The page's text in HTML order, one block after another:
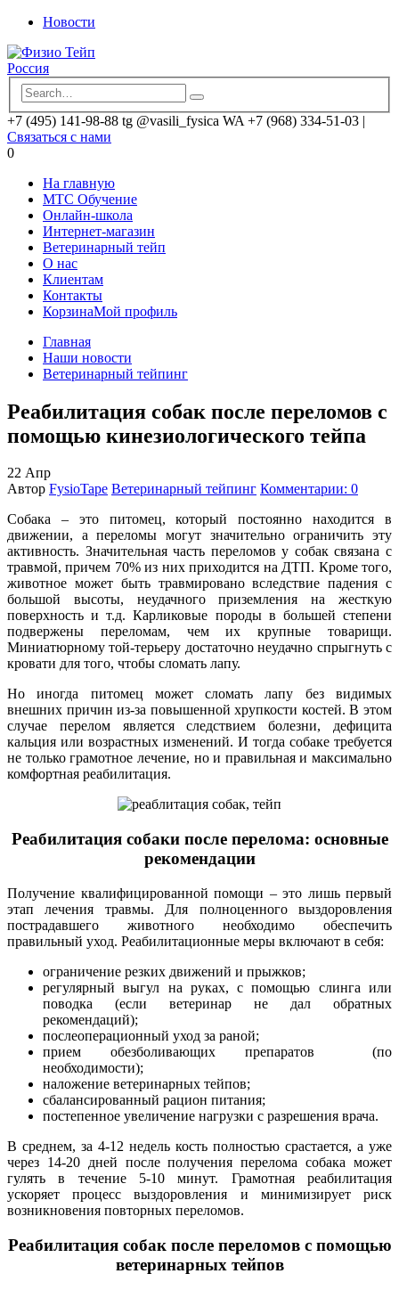
Новости
+7 (495) 141-98-88 tg @vasili_fysica WA +7 (968) 334-51-03 |
Связаться с нами
0
На главную
MTC Обучение
Онлайн-школа
Интернет-магазин
Ветеринарный тейп
О нас
Клиентам
Контакты
КорзинаМой профиль
Главная
Наши новости
Ветеринарный тейпинг
Реабилитация собак после переломов с
помощью кинезиологического тейпа
22 Апр
Автор FysioTape Ветеринарный тейпинг Комментарии: 0
Собака – это питомец, который постоянно находится в
движении, а переломы могут значительно ограничить эту
активность. Значительная часть переломов у собак связана с
травмой, причем 70% из них приходится на ДТП. Кроме того,
животное может быть травмировано вследствие падения с
большой высоты, неудачного приземления на жесткую
поверхность и т.д. Карликовые породы в большей степени
подвержены переломам, чем их крупные товарищи.
Миниатюрному той-терьеру достаточно неудачно спрыгнуть с
кровати для того, чтобы сломать лапу.
Но иногда питомец может сломать лапу без видимых
внешних причин из-за повышенной хрупкости костей. В этом
случае перелом является следствием болезни, дефицита
кальция или возрастных изменений. И тогда собаке требуется
не только грамотное лечение, но и правильная и максимально
комфортная реабилитация.
Реабилитация собаки после перелома: основные
рекомендации
Получение квалифицированной помощи – это лишь первый
этап лечения травмы. Для полноценного выздоровления
пострадавшего животного необходимо обеспечить
правильный уход. Реабилитационные меры включают в себя:
ограничение резких движений и прыжков;
регулярный выгул на руках, с помощью слинга или
поводка (если ветеринар не дал обратных
рекомендаций);
послеоперационный уход за раной;
прием обезболивающих препаратов (по
необходимости);
наложение ветеринарных тейпов;
сбалансированный рацион питания;
постепенное увеличение нагрузки с разрешения врача.
В среднем, за 4-12 недель кость полностью срастается, а уже
через 14-20 дней после получения перелома собака может
гулять в течение 5-10 минут. Грамотная реабилитация
ускоряет процесс выздоровления и минимизирует риск
возникновения повторных переломов.
Реабилитация собак после переломов с помощью
ветеринарных тейпов